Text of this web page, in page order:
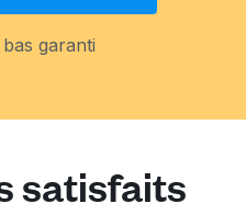
garanti
satisfaits